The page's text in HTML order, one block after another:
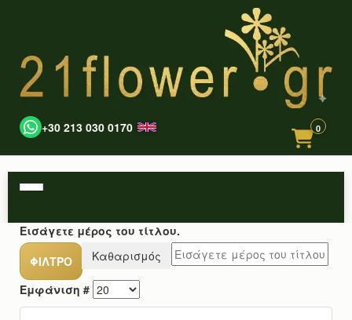
+30 213 030 0170 0
Εισάγετε μέρος του τίτλου.
ΦΊΛΤΡΟ
Καθαρισμός
Εμφάνιση #